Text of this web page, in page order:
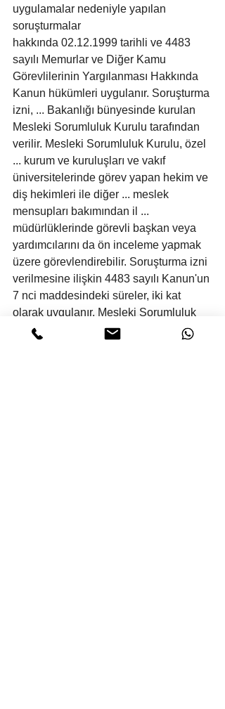
uygulamalar nedeniyle yapılan
soruşturmalar
hakkında 02.12.1999 tarihli ve 4483
sayılı Memurlar ve Diğer Kamu
Görevlilerinin Yargılanması Hakkında
Kanun hükümleri uygulanır. Soruşturma
izni, ... Bakanlığı bünyesinde kurulan
Mesleki Sorumluluk Kurulu tarafından
verilir. Mesleki Sorumluluk Kurulu, özel
... kurum ve kuruluşları ve vakıf
üniversitelerinde görev yapan hekim ve
diş hekimleri ile diğer ... meslek
mensupları bakımından il ...
müdürlüklerinde görevli başkan veya
yardımcılarını da ön inceleme yapmak
üzere görevlendirebilir. Soruşturma izni
verilmesine ilişkin 4483 sayılı Kanun'un
7 nci maddesindeki süreler, iki kat
olarak uygulanır. Mesleki Sorumluluk
Kurulunun kararlarına karşı ... Bölge